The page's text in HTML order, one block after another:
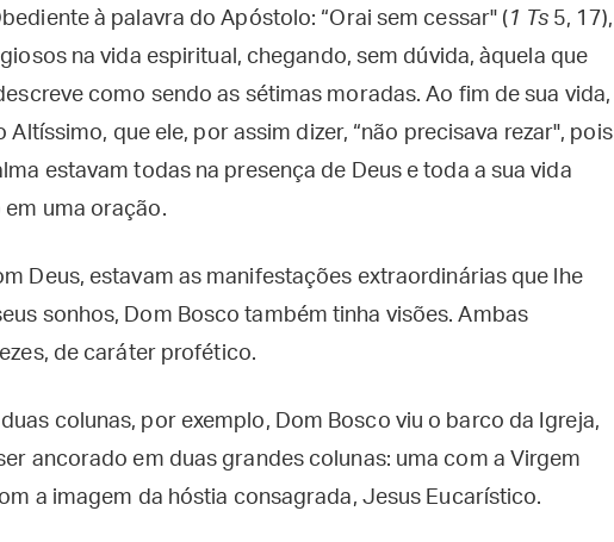
à palavra do Apóstolo: “Orai sem cessar" ( 1 Ts 5, 17),
na vida espiritual, chegando, sem dúvida, àquela que
como sendo as sétimas moradas. Ao fim de sua vida,
Altíssimo, que ele, por assim dizer, “não precisava rezar", pois
estavam todas na presença de Deus e toda a sua vida
uma oração.
Deus, estavam as manifestações extraordinárias que lhe
sonhos, Dom Bosco também tinha visões. Ambas
de caráter profético.
colunas, por exemplo, Dom Bosco viu o barco da Igreja,
ancorado em duas grandes colunas: uma com a Virgem
a imagem da hóstia consagrada, Jesus Eucarístico.